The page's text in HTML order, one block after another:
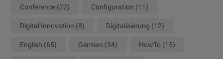
Conference (22) Configuration (11)
Digital Innovation (8) Digitalisierung (12)
English (65) German (34) HowTo (15)